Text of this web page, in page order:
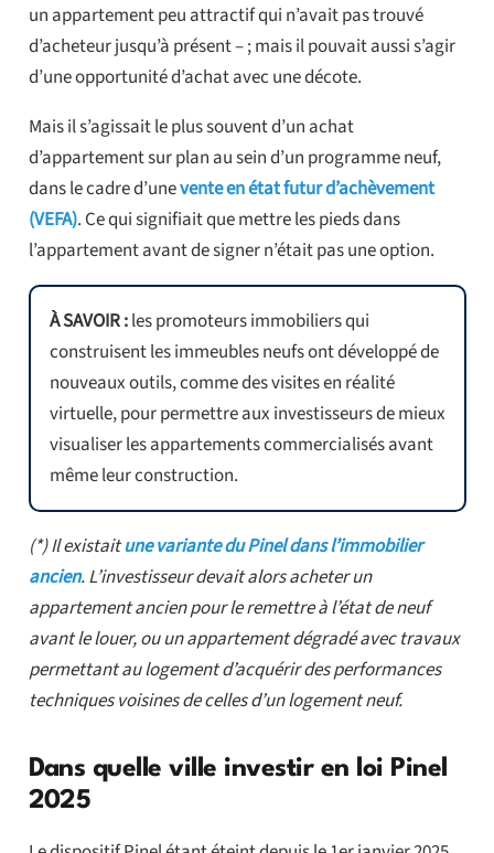
un appartement peu attractif qui n’avait pas trouvé
d’acheteur jusqu’à présent – ; mais il pouvait aussi s’agir
d’une opportunité d’achat avec une décote.
Mais il s’agissait le plus souvent d’un achat
d’appartement sur plan au sein d’un programme neuf,
dans le cadre d’unevente en état futur d’achèvement
(VEFA). Ce qui signifiait que mettre les pieds dans
l’appartement avant de signer n’était pas une option.
À SAVOIR :les promoteurs immobiliers qui
construisent les immeubles neufs ont développé de
nouveaux outils, comme des visites en réalité
virtuelle, pour permettre aux investisseurs de mieux
visualiser les appartements commercialisés avant
même leur construction.
(*) Il existaitune variante du Pinel dans l’immobilier
ancien. L’investisseur devait alors acheter un
appartement ancien pour le remettre à l’état de neuf
avant le louer, ou un appartement dégradé avec travaux
permettant au logement d’acquérir des performances
techniques voisines de celles d’un logement neuf.
Dans quelle ville investir en loi Pinel
2025